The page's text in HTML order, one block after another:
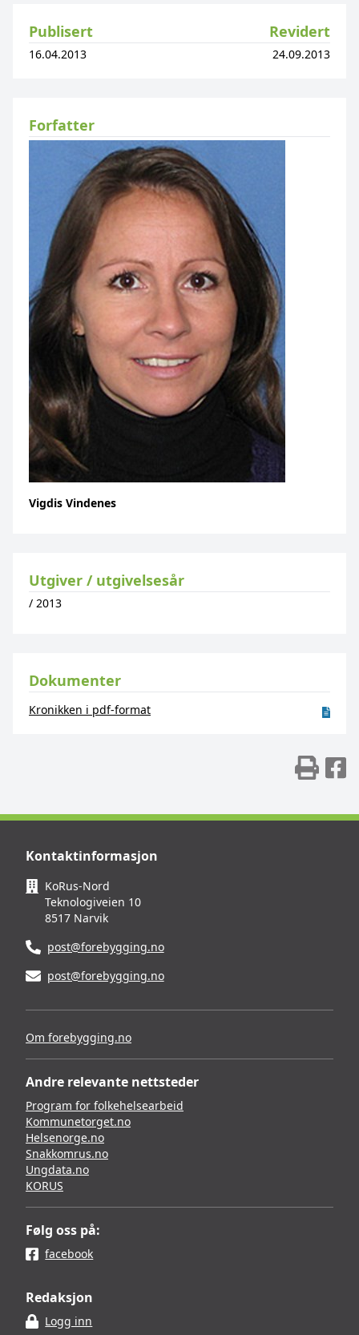
Publisert Revidert
16.04.2013 24.09.2013
Forfatter
Vigdis Vindenes
Utgiver / utgivelsesår
/ 2013
Dokumenter
Kronikken i pdf-format
Kontaktinformasjon
KoRus-Nord
Teknologiveien 10
8517 Narvik
post@forebygging.no
post@forebygging.no
Om forebygging.no
Andre relevante nettsteder
Program for folkehelsearbeid
Kommunetorget.no
Helsenorge.no
Snakkomrus.no
Ungdata.no
KORUS
Følg oss på:
facebook
Redaksjon
Logg inn